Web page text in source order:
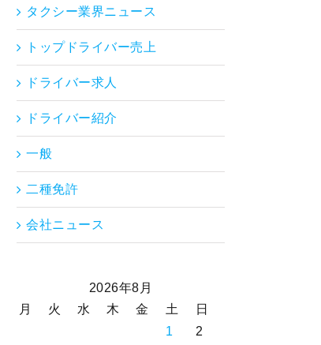
タクシー業界ニュース
トップドライバー売上
ドライバー求人
ドライバー紹介
一般
二種免許
会社ニュース
2026年8月
月
火 水 木 金 土
日
1
2